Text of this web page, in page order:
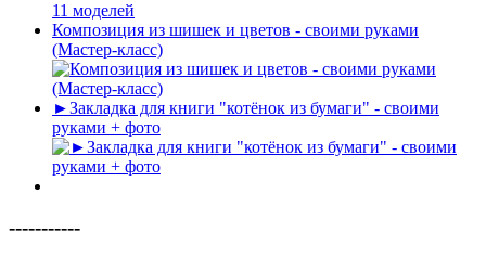
Композиция из шишек и цветов - своими руками
(Мастер-класс)
►Закладка для книги "котёнок из бумаги" - своими
руками + фото
-----------